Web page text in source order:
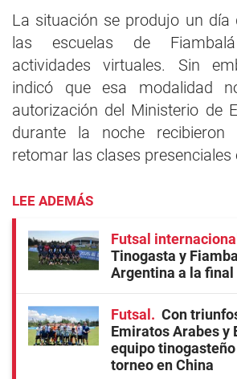
La situación se produjo un día
las escuelas de Fiambalá
actividades virtuales. Sin
indicó que esa modalidad
autorización del Ministerio de
durante la noche
retomar las clases presenciales
LEE ADEMÁS
Futsal
Tinogasta y
Argentina a la final
Futsal
Con
Emiratos Arabes y
equipo
torneo en China